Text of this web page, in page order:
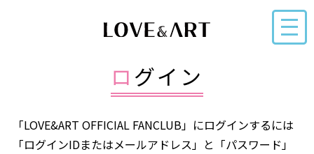
ログイン
「LOVE&ART OFFICIAL FANCLUB」にログインするには
「ログインIDまたはメールアドレス」と「パスワード」